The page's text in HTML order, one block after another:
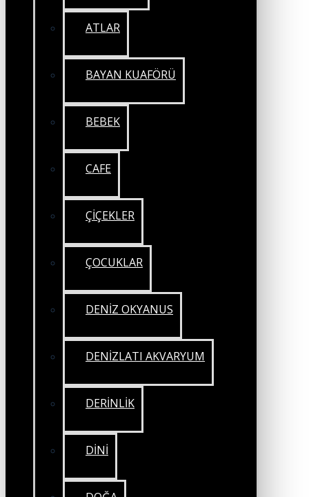
ATLAR
BAYAN KUAFÖRÜ
BEBEK
CAFE
ÇİÇEKLER
ÇOCUKLAR
DENİZ OKYANUS
DENİZLATI AKVARYUM
DERİNLİK
DİNİ